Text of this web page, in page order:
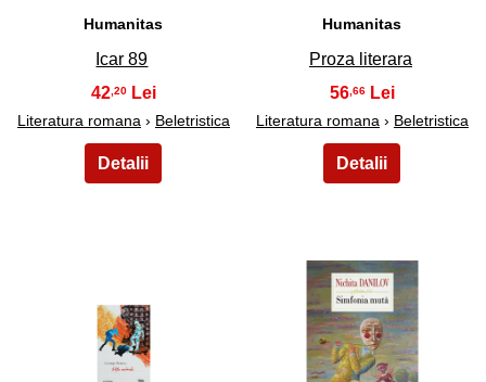
Humanitas
Icar 89
42 ,20
Literatura romana› Beletristica
Humanitas
Proza literara
56,66
Literatura romana› Beletristica
19 20